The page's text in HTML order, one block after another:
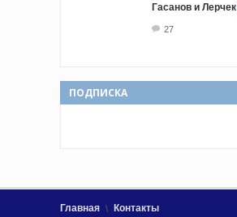
Гасанов и Лерчек
27
ПОДПИСКА
Главная Контакты